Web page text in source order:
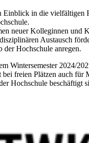
Einblick in die vielfältigen
neuer Kolleginnen und
Austausch
der Hochschule anregen.
Wintersemester 2024/
bei freien Plätzen auch für
Hochschule beschäftigt